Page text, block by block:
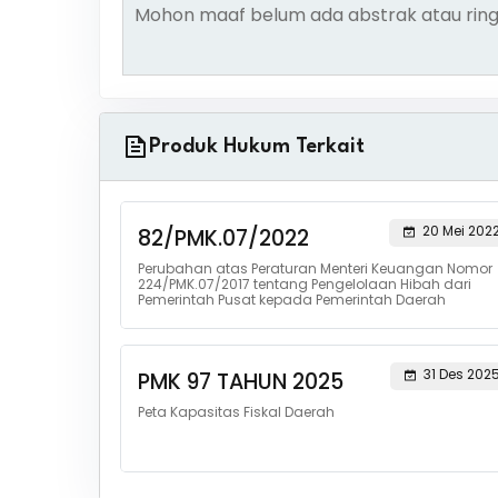
Mohon maaf belum ada abstrak atau
Produk Hukum Terkait
82/PMK.07/2022
20 Mei
Perubahan atas Peraturan Menteri Keuangan Nomor
224/PMK.07/2017 tentang Pengelolaan Hibah dari
Pemerintah Pusat kepada Pemerintah Daerah
PMK 97 TAHUN 2025
31 Des
Peta Kapasitas Fiskal Daerah